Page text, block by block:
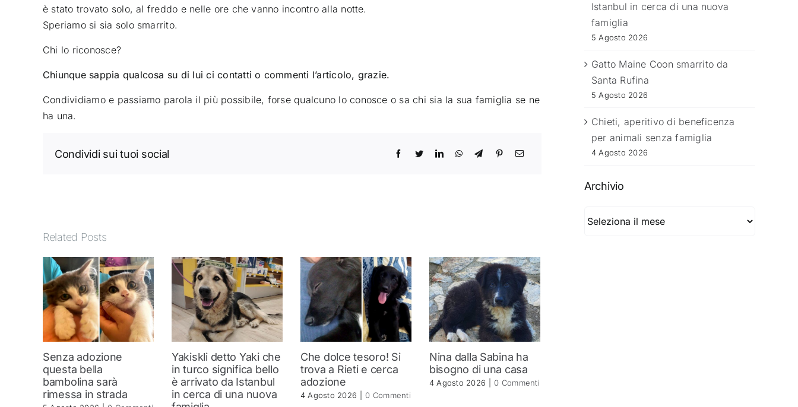
è stato trovato solo, al freddo e nelle ore che vanno incontro alla notte.
Speriamo si sia solo smarrito.
Chi lo riconosce?
Chiunque sappia qualcosa su di lui ci contatti o commenti l’articolo, grazie.
Condividiamo e passiamo parola il più possibile, forse qualcuno lo conosce o sa chi sia la sua famiglia se ne
ha una.
Condividi sui tuoi social
Related Posts
Senza adozione
questa bella
bambolina sarà
rimessa in strada
Yakiskli detto Yaki che
in turco significa bello
è arrivato da Istanbul
in cerca di una nuova
Che dolce tesoro! Si
trova a Rieti e cerca
adozione
4 Agosto 2026 0 Commenti
Nina dalla Sabina ha
bisogno di una casa
4 Agosto 2026 0 Commenti
Istanbul in cerca di una nuova
famiglia
5 Agosto 2026
Gatto Maine Coon smarrito da
Santa Rufina
5 Agosto 2026
Chieti, aperitivo di beneficenza
per animali senza famiglia
4 Agosto 2026
Archivio